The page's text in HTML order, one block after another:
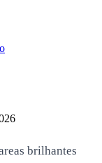
brilhantes